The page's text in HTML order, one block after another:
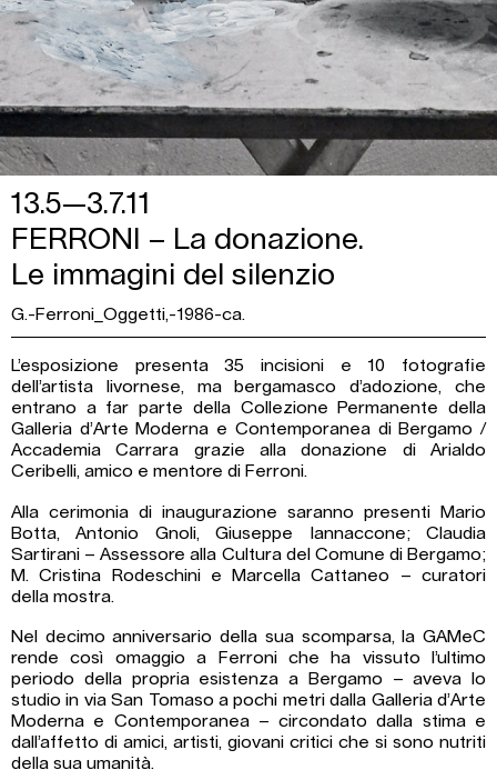
13.5—3.7.11
FERRONI – La donazione.
Le immagini del silenzio
G.-Ferroni_Oggetti,-1986-ca.
L’esposizione presenta 35 incisioni e 10 fotografie
dell’artista livornese, ma bergamasco d’adozione, che
entrano a far parte della Collezione Permanente della
Galleria d’Arte Moderna e Contemporanea di Bergamo /
Accademia Carrara grazie alla donazione di Arialdo
Ceribelli, amico e mentore di Ferroni.
Alla cerimonia di inaugurazione saranno presenti Mario
Botta, Antonio Gnoli, Giuseppe Iannaccone; Claudia
Sartirani – Assessore alla Cultura del Comune di Bergamo;
M. Cristina Rodeschini e Marcella Cattaneo – curatori
della mostra.
Nel decimo anniversario della sua scomparsa, la GAMeC
rende così omaggio a Ferroni che ha vissuto l’ultimo
periodo della propria esistenza a Bergamo – aveva lo
studio in via San Tomaso a pochi metri dalla Galleria d’Arte
Moderna e Contemporanea – circondato dalla stima e
dall’affetto di amici, artisti, giovani critici che si sono nutriti
della sua umanità.